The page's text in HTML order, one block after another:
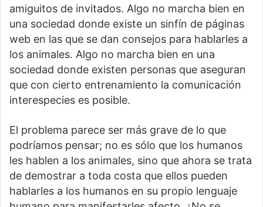
amiguitos de invitados. Algo no marcha bien en
una sociedad donde existe un sinfín de páginas
web en las que se dan consejos para hablarles a
los animales. Algo no marcha bien en una
sociedad donde existen personas que aseguran
que con cierto entrenamiento la comunicación
interespecies es posible.
El problema parece ser más grave de lo que
podríamos pensar; no es sólo que los humanos
les hablen a los animales, sino que ahora se trata
de demostrar a toda costa que ellos pueden
hablarles a los humanos en su propio lenguaje